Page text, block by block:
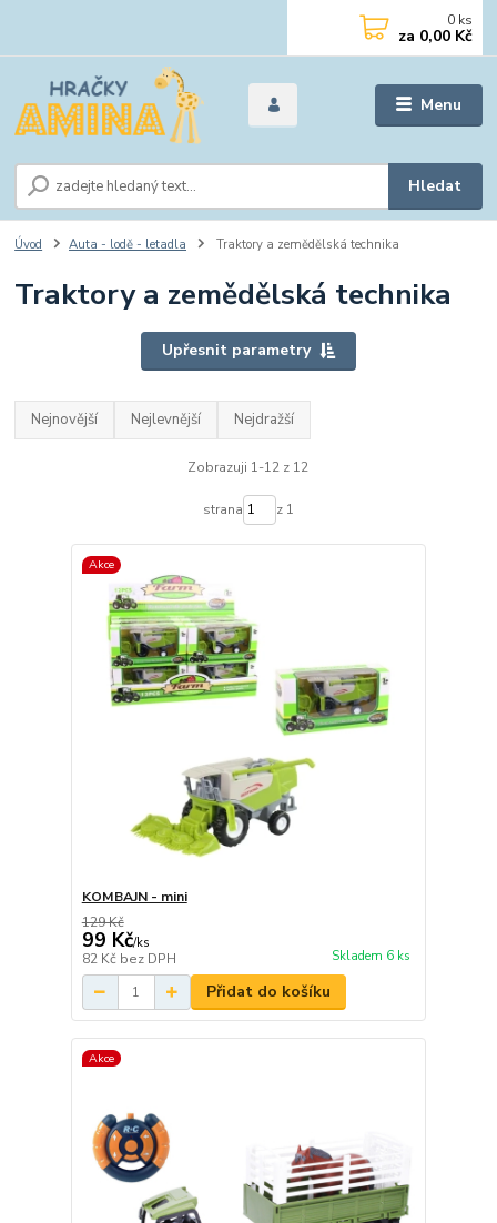
Menu
Hledat
0 ks
za 0,00 Kč
Úvod Auta - lodě - letadla Traktory a zemědělská technika
Traktory a zemědělská technika
Upřesnit parametry
Nejnovější Nejlevnější Nejdražší
Zobrazuji 1-12 z 12
strana z 1
Akce
KOMBAJN - mini
129 Kč
99 Kč/ks
82 Kč bez DPH Skladem 6 ks
Přidat do košíku
Akce